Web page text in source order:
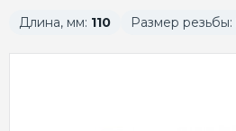
Длина, мм: 110 Размер резьбы: